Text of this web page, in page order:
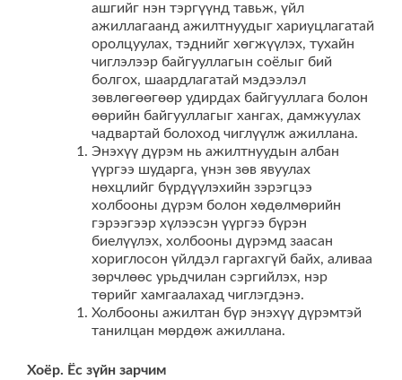
ашгийг нэн тэргүүнд тавьж, үйл
ажиллагаанд ажилтнуудыг хариуцлагатай
оролцуулах, тэднийг хөгжүүлэх, тухайн
чиглэлээр байгууллагын соёлыг бий
болгох, шаардлагатай мэдээлэл
зөвлөгөөгөөр удирдах байгууллага болон
өөрийн байгууллагыг хангах, дамжуулах
чадвартай болоход чиглүүлж ажиллана.
Энэхүү дүрэм нь ажилтнуудын албан
үүргээ шударга, үнэн зөв явуулах
нөхцлийг бүрдүүлэхийн зэрэгцээ
холбооны дүрэм болон хөдөлмөрийн
гэрээгээр хүлээсэн үүргээ бүрэн
биелүүлэх, холбооны дүрэмд заасан
хориглосон үйлдэл гаргахгүй байх, аливаа
зөрчлөөс урьдчилан сэргийлэх, нэр
төрийг хамгаалахад чиглэгдэнэ.
Холбооны ажилтан бүр энэхүү дүрэмтэй
танилцан мөрдөж ажиллана.
Хоёр. Ёс зүйн зарчим